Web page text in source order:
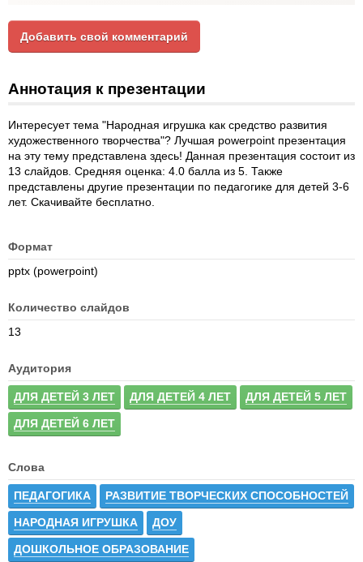
Добавить свой комментарий
Аннотация к презентации
Интересует тема "Народная игрушка как средство развития
художественного творчества"? Лучшая powerpoint презентация
на эту тему представлена здесь! Данная презентация состоит из
13 слайдов. Средняя оценка: 4.0 балла из 5. Также
представлены другие презентации по педагогике для детей 3-6
лет. Скачивайте бесплатно.
Формат
pptx (powerpoint)
Количество слайдов
13
Аудитория
ДЛЯ ДЕТЕЙ 3 ЛЕТ ДЛЯ ДЕТЕЙ 4 ЛЕТ ДЛЯ ДЕТЕЙ 5 ЛЕТ
ДЛЯ ДЕТЕЙ 6 ЛЕТ
Слова
ПЕДАГОГИКА РАЗВИТИЕ ТВОРЧЕСКИХ СПОСОБНОСТЕЙ
НАРОДНАЯ ИГРУШКА ДОУ
ДОШКОЛЬНОЕ ОБРАЗОВАНИЕ